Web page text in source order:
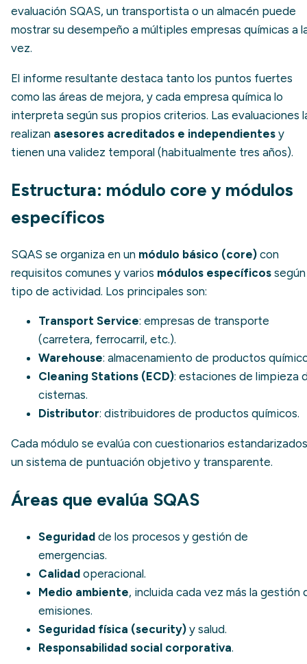
evaluación SQAS, un transportista o un almacén puede
mostrar su desempeño a múltiples empresas químicas a
vez.
El informe resultante destaca tanto los puntos fuertes
como las áreas de mejora, y cada empresa química lo
interpreta según sus propios criterios. Las evaluaciones
realizan asesores acreditados e independientes y
tienen una validez temporal (habitualmente tres años).
Estructura: módulo core y módulos
específicos
SQAS se organiza en un módulo básico (core) con
requisitos comunes y varios módulos específicos
tipo de actividad. Los principales son:
Transport Service: empresas de transporte
(carretera, ferrocarril, etc.).
Warehouse: almacenamiento de productos
Cleaning Stations (ECD): estaciones de limpieza
cisternas.
Distributor: distribuidores de productos químicos.
Cada módulo se evalúa con cuestionarios
un sistema de puntuación objetivo y transparente.
Áreas que evalúa SQAS
Seguridad de los procesos y gestión de
emergencias.
Calidad operacional.
Medio ambiente, incluida cada vez más la gestión
emisiones.
Seguridad física (security) y salud.
Responsabilidad social corporativa.